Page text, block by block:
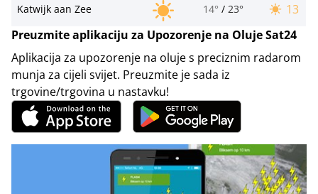
Katwijk aan Zee 14° / 23°
13
Preuzmite aplikaciju za Upozorenje na Oluje Sat24
Aplikacija za upozorenje na oluje s preciznim radarom
munja za cijeli svijet. Preuzmite je sada iz
trgovine/trgovina u nastavku!